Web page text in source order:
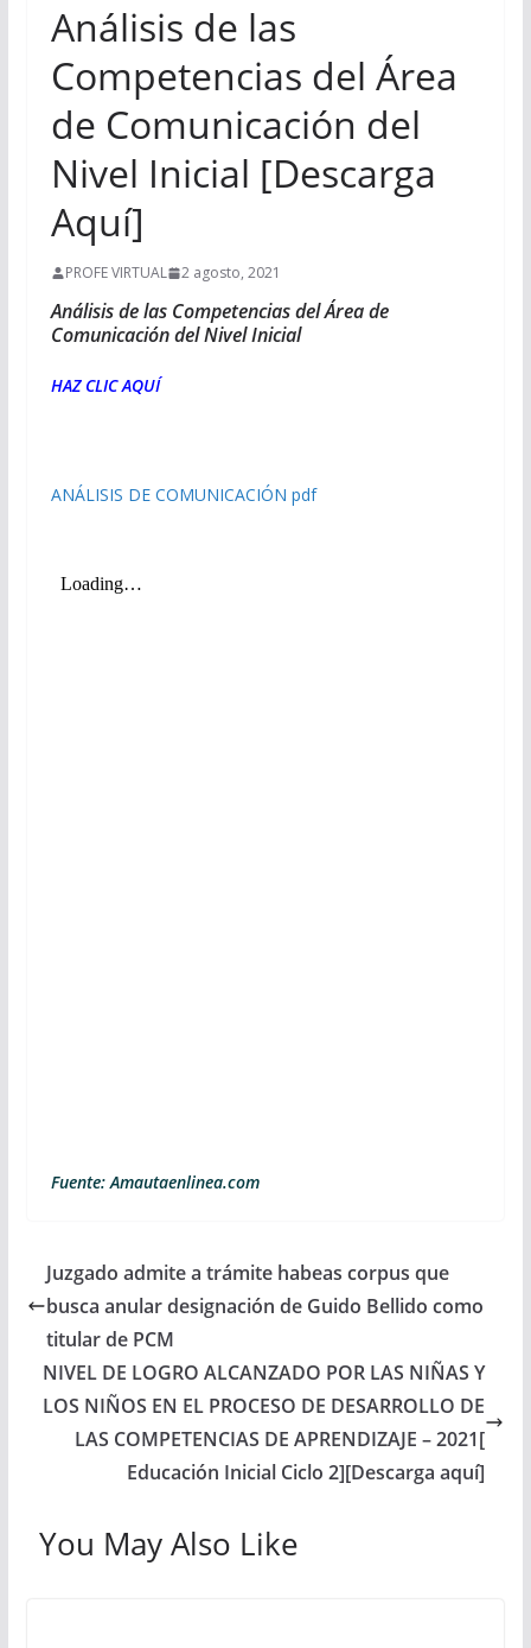
Análisis de las
Competencias del Área
de Comunicación del
Nivel Inicial [Descarga
Aquí]
PROFE VIRTUAL 2 agosto, 2021
Análisis de las Competencias del Área de
Comunicación del Nivel Inicial
HAZ CLIC AQUÍ
ANÁLISIS DE COMUNICACIÓN pdf
Fuente: Amautaenlinea.com
Juzgado admite a trámite habeas corpus que
busca anular designación de Guido Bellido como
titular de PCM
NIVEL DE LOGRO ALCANZADO POR LAS NIÑAS Y
LOS NIÑOS EN EL PROCESO DE DESARROLLO DE
LAS COMPETENCIAS DE APRENDIZAJE – 2021[
Educación Inicial Ciclo 2][Descarga aquí]
You May Also Like